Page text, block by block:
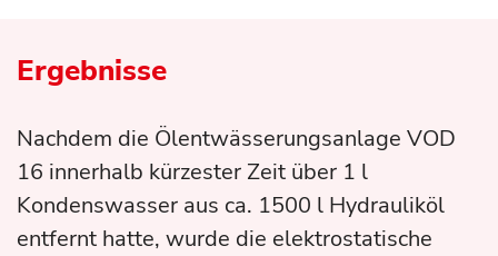
Ergebnisse
Nachdem die Ölentwässerungsanlage VOD
16 innerhalb kürzester Zeit über 1 l
Kondenswasser aus ca. 1500 l Hydrauliköl
entfernt hatte, wurde die elektrostatische